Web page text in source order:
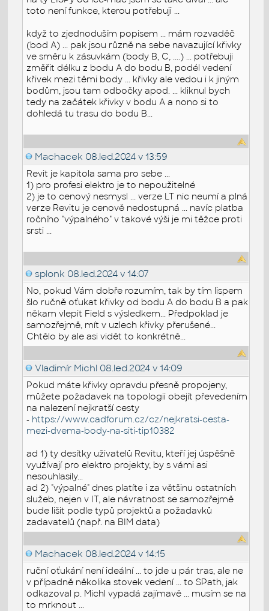
toto není funkce, kterou potřebuji ...
když to zjednoduším popisem ... mám rozvaděč
(bod A) ... pak jsou různě na sebe navazující křivky
ve směru k zásuvkám (body B, C, ....) ... potřebuji
změřit délku z bodu A do bodu B, podél vedení
křivek mezi těmi body ... křivky ale vedou i k jiným
bodům, jsou tam odbočky apod. ... kliknul bych
tedy na začátek křivky v bodu A a nono si to
dohledá tu trasu do bodu B...
Machacek 08.led.2024 v 13:59
Revit je kapitola sama pro sebe ...
1) pro profesi elektro je to nepoužitelné
2) je to cenový nesmysl ... verze LT nic neumí a plná
verze Revitu je cenově nedostupná ... navíc platba
ročního "výpalného" v takové výši je mi těžce proti
srsti ...
splonk 08.led.2024 v 14:07
No, pokud Vám dobře rozumím, tak by tím lispem
šlo ručně oťukat křivky od bodu A do bodu B a pak
někam vlepit Field s výsledkem... Předpoklad je
samozřejmě, mít v uzlech křivky přerušené...
Chtělo by ale asi vidět to konkrétně...
Vladimír Michl 08.led.2024 v 14:09
Pokud máte křivky opravdu přesně propojeny,
můžete požadavek na topologii obejít převedením
na nalezení nejkratší cesty
- https://www.cadforum.cz/cz/nejkratsi-cesta-
mezi-dvema-body-na-siti-tip10382
ad 1) ty desítky uživatelů Revitu, kteří jej úspěšně
využívají pro elektro projekty, by s vámi asi
nesouhlasily...
ad 2) "výpalné" dnes platíte i za většinu ostatních
služeb, nejen v IT, ale návratnost se samozřejmě
bude lišit podle typů projektů a požadavků
zadavatelů (např. na BIM data)
Machacek 08.led.2024 v 14:15
ruční oťukání není ideální ... to jde u pár tras, ale ne
v případně několika stovek vedení ... to SPath, jak
odkazoval p. Michl vypadá zajímavě ... musím se na
to mrknout ...